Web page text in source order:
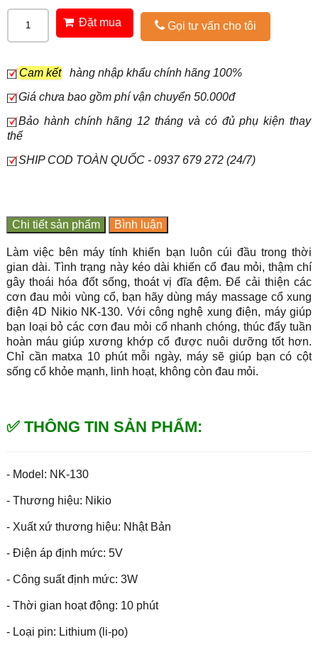
Đặt mua Gọi tư vấn cho tôi
Cam kết
hàng nhập khẩu chính hãng 100%
Giá chưa bao gồm phí vận chuyển 50.000đ
Bảo hành chính hãng 12 tháng và có đủ phụ kiện thay
thế
SHIP COD TOÀN QUỐC - 0937 679 272 (24/7)
Chi tiết sản phẩm Bình luận
Làm việc bên máy tính khiến bạn luôn cúi đầu trong thời
gian dài. Tình trạng này kéo dài khiến cổ đau mỏi, thậm chí
gây thoái hóa đốt sống, thoát vị đĩa đệm. Để cải thiện các
cơn đau mỏi vùng cổ, bạn hãy dùng máy massage cổ xung
điện 4D Nikio NK-130. Với công nghệ xung điện, máy giúp
bạn loại bỏ các cơn đau mỏi cổ nhanh chóng, thúc đẩy tuần
hoàn máu giúp xương khớp cổ được nuôi dưỡng tốt hơn.
Chỉ cần matxa 10 phút mỗi ngày, máy sẽ giúp bạn có cột
sống cổ khỏe mạnh, linh hoạt, không còn đau mỏi.
✅ THÔNG TIN SẢN PHẨM:
- Model: NK-130
- Thương hiệu: Nikio
- Xuất xứ thương hiệu: Nhật Bản
- Điện áp định mức: 5V
- Công suất định mức: 3W
- Thời gian hoạt động: 10 phút
- Loại pin: Lithium (li-po)